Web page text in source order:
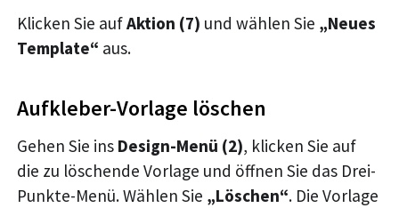
Klicken Sie aufAktion (7) und wählen Sie „Neues
Template“ aus.
Aufkleber-Vorlage löschen
Gehen Sie ins Design-Menü (2), klicken Sie auf
die zu löschende Vorlage und öffnen Sie das Drei-
Punkte-Menü. Wählen Sie „Löschen“. Die Vorlage